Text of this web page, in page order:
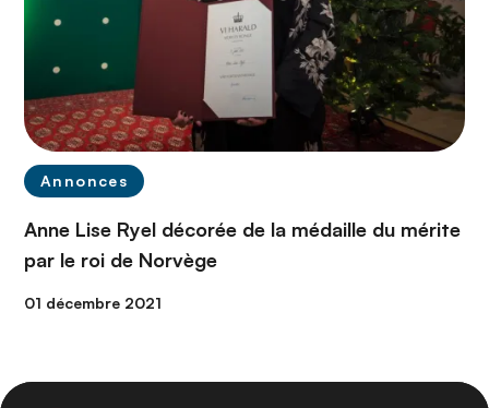
Annonces
Anne Lise Ryel décorée de la médaille du mérite
par le roi de Norvège
01 décembre 2021